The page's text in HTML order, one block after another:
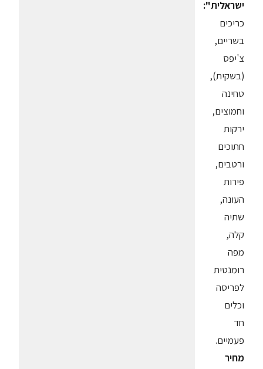
ישראלית":
כריכים
בשריים,
צ'יפס
(בשקית),
טחינה
וחמוצים,
ירקות
חתוכים
ורטבים,
פירות
העונה,
שתיה
קלה,
מפה
רומנטית
לפריסה
וכלים
חד
פעמיים.
מחיר